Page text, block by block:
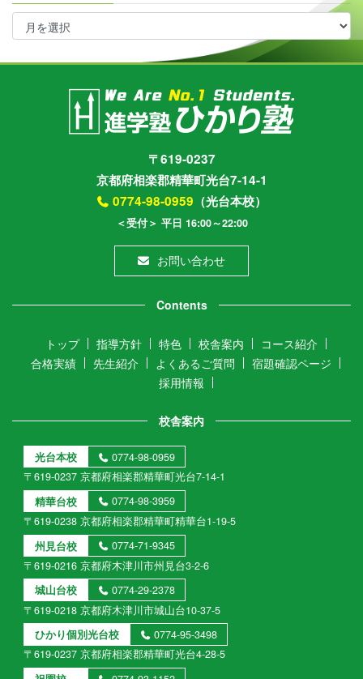
ア
イ
〒619-0237
京都府相楽郡精華町光台7-14-1
0774-98-0959 （光台本校）
＜受付＞ 平日 16:00～22:00
お問い合わせ
Contents
トップ 指導方針 特色 校舎案内
コース紹介
合格実績
先生紹介 よくあるご質問
宿題確認ページ
採用情報
校舎案内
光台本校
0774-98-0959
〒619-0237 京都府相楽郡精華町光台7-14-1
精華台校
0774-98-3959
〒619-0238 京都府相楽郡精華町精華台1-19-5
州見台校
0774-71-9345
〒619-0216 京都府木津川市州見台3-2-6
城山台校
0774-29-2378
〒619-0218 京都府木津川市城山台10-37-5
ひかり個別光台校
0774-95-3498
〒619-0237 京都府相楽郡精華町光台4-28-5